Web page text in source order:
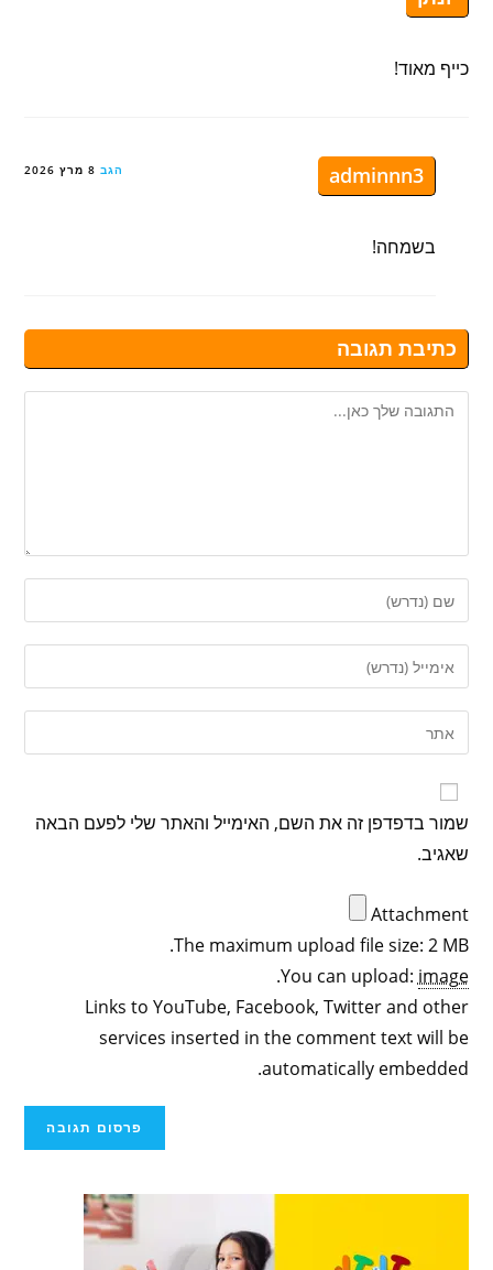
כייף מאוד!
adminnn3 הגב 8 מרץ 2026
בשמחה!
כתיבת תגובה
שמור בדפדפן זה את השם, האימייל והאתר שלי לפעם הבאה
שאגיב.
Attachment
The maximum upload file size: 2 MB.
You can upload: image
.
Links to YouTube, Facebook, Twitter and other
services inserted in the comment text will be
automatically embedded.